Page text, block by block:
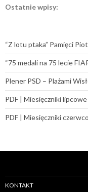
Ostatnie wpisy:
“Z lotu ptaka” Pamięci
“75 medali na 75 lecie
Plener PSD – Plażami
PDF | Miesięczniki lipcowe
PDF | Miesięczniki
KONTAKT